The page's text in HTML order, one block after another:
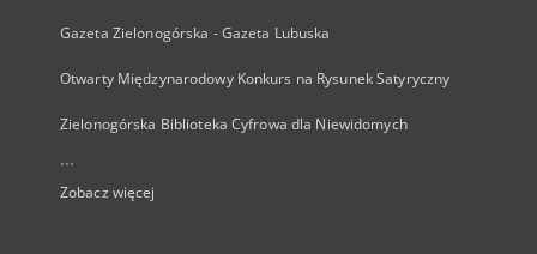
Gazeta Zielonogórska - Gazeta Lubuska
Otwarty Międzynarodowy Konkurs na Rysunek Satyryczny
Zielonogórska Biblioteka Cyfrowa dla Niewidomych
...
Zobacz więcej